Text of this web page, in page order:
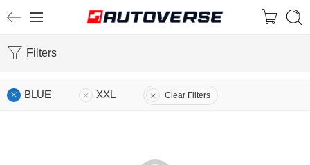
Filters
BLUE XXL Clear Filters